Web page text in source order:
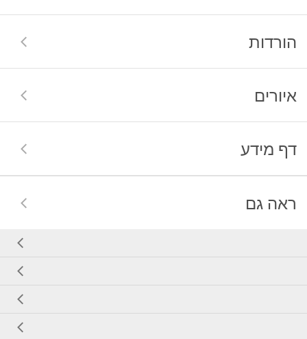
הורדות
איורים
דף מידע
ראה גם